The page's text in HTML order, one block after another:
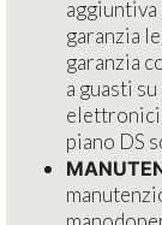
aggiuntiva
garanzia
garanzia
a guasti
piano DS